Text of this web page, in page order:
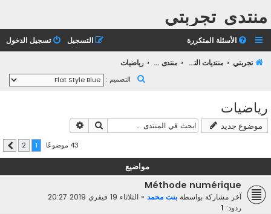
منتدى تجربتي
الأسئلة المتكررة تسجيل الدخول التسجيل
تجربتي منتديات التعليم الثانوي منتدى التعليم الجامعي رياضيات
التصميم :
ب
رياضيات
موضوع جديد بحث
43 موضوعًا 2 التالي
مواضيع
Méthode numérique
آخر مشاركة بواسطة بنت محمد« الثلاثاء 19 فيفري 2019 20:27
ردود: